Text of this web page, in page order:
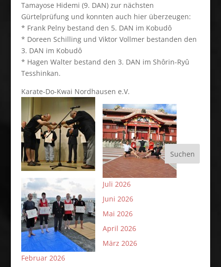
Tamayose Hidemi (9. DAN) zur nächsten
Gürtelprüfung und konnten auch hier überzeugen:
* Frank Pelny bestand den 5. DAN im Kobudô
* Doreen Schilling und Viktor Vollmer bestanden den
3. DAN im Kobudô
* Hagen Walter bestand den 3. DAN im Shôrin-Ryû
Tesshinkan.
Karate-Do-Kwai Nordhausen e.V.
Suchen
Juli 2026
Juni 2026
Mai 2026
April 2026
März 2026
Februar 2026